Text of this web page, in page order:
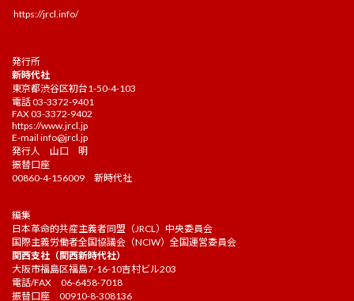
https://jrcl.info/
発行所
新時代社
東京都渋谷区初台1-50-4-103
電話 03-3372-9401
FAX 03-3372-9402
https://www.jrcl.jp
E-mail info@jrcl.jp
発行人 山口 明
振替口座
00860-4-156009 新時代社
編集
日本革命的共産主義者同盟（JRCL）中央委員会
国際主義労働者全国協議会（NCIW）全国運営委員会
関西支社（関西新時代社）
大阪市福島区福島7-16-10吉村ビル203
電話/FAX 06-6458-7018
振替口座 00910-8-308136